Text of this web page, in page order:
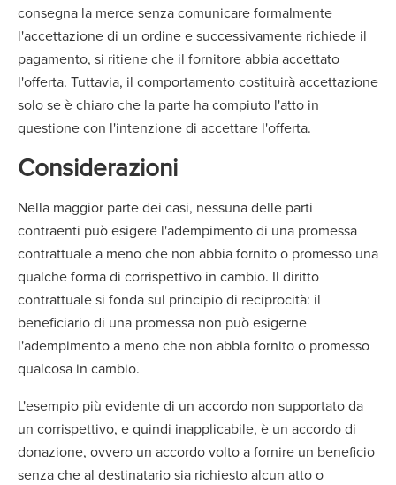
consegna la merce senza comunicare formalmente
l'accettazione di un ordine e successivamente richiede il
pagamento, si ritiene che il fornitore abbia accettato
l'offerta. Tuttavia, il comportamento costituirà accettazione
solo se è chiaro che la parte ha compiuto l'atto in
questione con l'intenzione di accettare l'offerta.
Considerazioni
Nella maggior parte dei casi, nessuna delle parti
contraenti può esigere l'adempimento di una promessa
contrattuale a meno che non abbia fornito o promesso una
qualche forma di corrispettivo in cambio. Il diritto
contrattuale si fonda sul principio di reciprocità: il
beneficiario di una promessa non può esigerne
l'adempimento a meno che non abbia fornito o promesso
qualcosa in cambio.
L'esempio più evidente di un accordo non supportato da
un corrispettivo, e quindi inapplicabile, è un accordo di
donazione, ovvero un accordo volto a fornire un beneficio
senza che al destinatario sia richiesto alcun atto o